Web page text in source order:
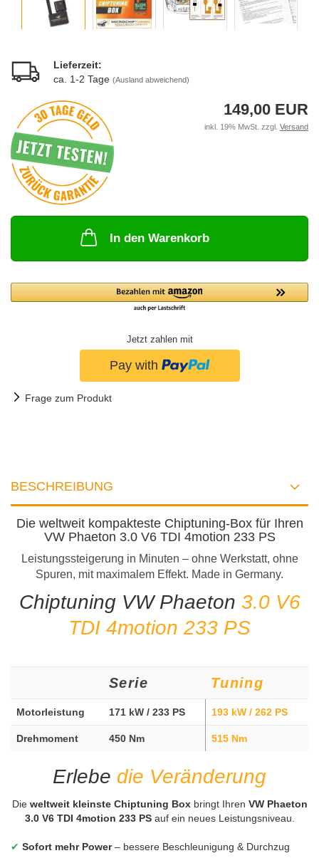
Lieferzeit:
ca. 1-2 Tage (Ausland abweichend)
149,00 EUR
inkl. 19% MwSt. zzgl. Versand
In den Warenkorb
Jetzt zahlen mit
Frage zum Produkt
BESCHREIBUNG
Die weltweit kompakteste Chiptuning-Box für Ihren
VW Phaeton 3.0 V6 TDI 4motion 233 PS
Leistungssteigerung in Minuten – ohne Werkstatt, ohne
Spuren, mit maximalem Effekt. Made in Germany.
Chiptuning VW Phaeton 3.0 V6
TDI 4motion 233 PS
Serie Tuning
Motorleistung 171 kW / 233 PS 193 kW / 262 PS
Drehmoment 450 Nm 515 Nm
Erlebe die Veränderung
Die weltweit kleinste Chiptuning Boxbringt Ihren VW Phaeton
3.0 V6 TDI 4motion 233 PSauf ein neues Leistungsniveau.
✔ Sofort mehr Power– bessere Beschleunigung & Durchzug